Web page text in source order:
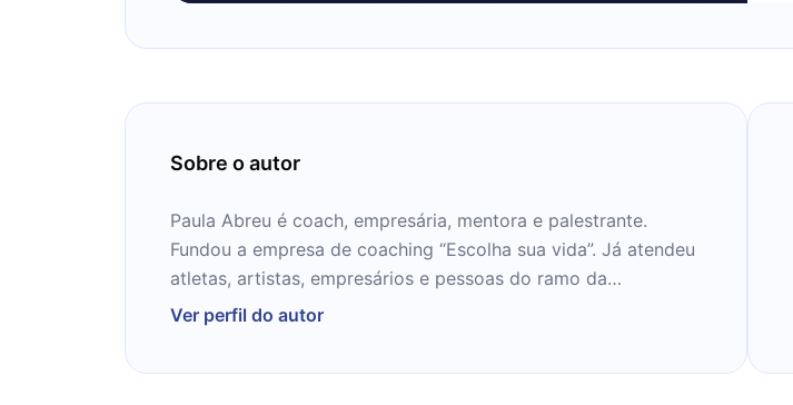
Sobre o autor
Paula Abreu é coach, empresária, mentora e palestrante.
Fundou a empresa de coaching “Escolha sua vida”. Já atendeu
atletas, artistas, empresários e pessoas do ramo da
comunicação.
Ver perfil do autor